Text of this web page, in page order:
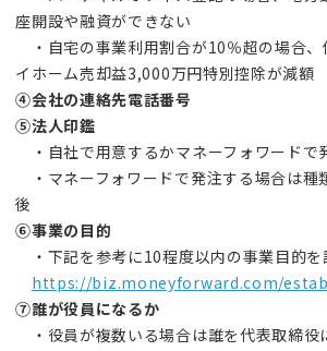
座開設や融資ができない
・自宅の事業利用割合が10％超の場合、
イホーム売却益3,000万円特別控除が減額
④会社の連絡先電話番号
⑤法人印鑑
・自社で用意するかマネーフォワードで
・マネーフォワードで発注する場合は種
後
⑥事業の目的
・下記を参考に10程度以内の事業目的を
https://biz.moneyforward.com/
⑦誰が役員になるか
・役員が複数いる場合は誰を代表取締役